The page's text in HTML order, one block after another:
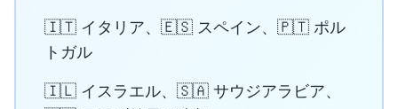
🇮🇹 イタリア、🇪🇸 スペイン、🇵🇹 ポル
トガル
🇮🇱 イスラエル、🇸🇦 サウジアラビア、